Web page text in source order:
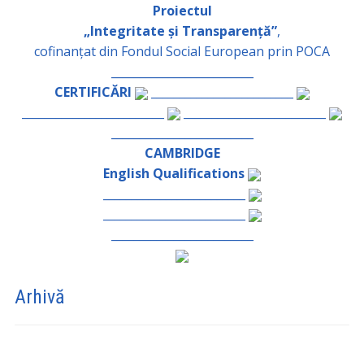
Proiectul
„Integritate și Transparență”,
cofinanțat din Fondul Social European prin POCA
CERTIFICĂRI
CAMBRIDGE
English Qualifications
Arhivă